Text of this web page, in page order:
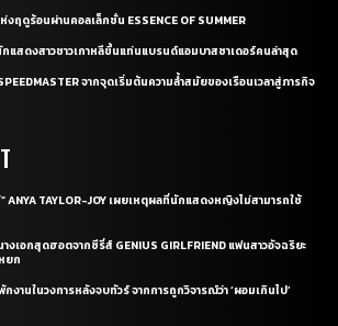
งฤดูร้อนผ่านคอลเล็กชั่น ESSENCE OF SUMMER
กแสดงสาวชาวเกาหลีขึ้นแท่นแบรนด์แอมบาสซาเดอร์คนล่าสุด
จากจุดเริ่มต้นความล้ำสมัยของเรือนเวลาสู่ภารกิจ
ANYA TAYLOR-JOY เผยเหตุผลที่นักแสดงหญิงไม่สามารถใช้
างเอกสุดฮอตจากซีรี่ส์ GENIUS GIRLFRIEND แฟนสาวอัจฉริยะ
ยก
กงานในวงการหลังจบทัวร์ จากการถูกวิจารณ์ว่า ‘ผอมเกินไป’